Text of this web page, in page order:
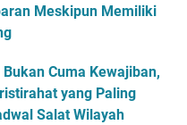
Meskipun Memiliki
Cuma Kewajiban,
yang Paling
Salat Wilayah